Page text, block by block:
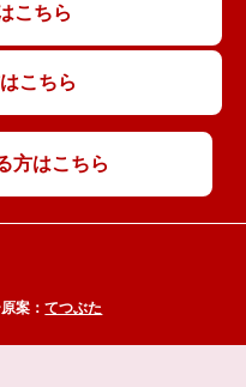
こちら
こちら
方はこちら
案：てつぶた